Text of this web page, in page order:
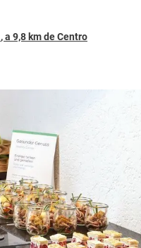
, a 9,8 km de Centro